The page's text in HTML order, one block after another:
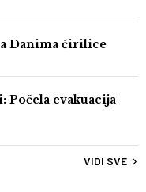
Danima ćirilice
Počela evakuacija
VIDI SVE